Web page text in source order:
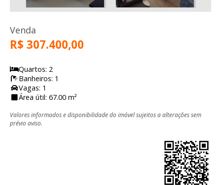
Venda
R$ 307.400,00
Quartos: 2
Banheiros: 1
Vagas: 1
Área útil: 67.00 m²
Valores informados e disponibilidade do imóvel sujeitos a alterações sem
prévio aviso.